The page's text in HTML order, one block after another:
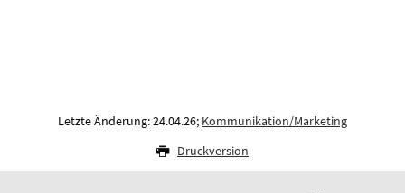
Letzte Änderung: 24.04.26; Kommunikation/Marketing
Druckversion